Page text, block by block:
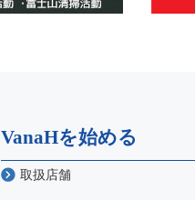
VanaHを始める
取扱店舗